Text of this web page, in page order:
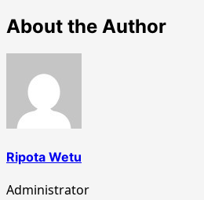
About the Author
Ripota Wetu
Administrator